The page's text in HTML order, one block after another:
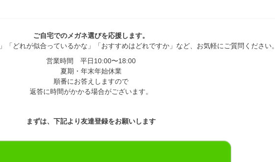
ご自宅でのメガネ選びを応援します。
「どれが似合っているかな」「おすすめはどれですか」など、お気軽にご質問ください。
営業時間 平日10:00〜18:00
夏期・年末年始休業
順番にお答えしますので
返答に時間がかかる場合がございます。
まずは、下記より友達登録をお願いします